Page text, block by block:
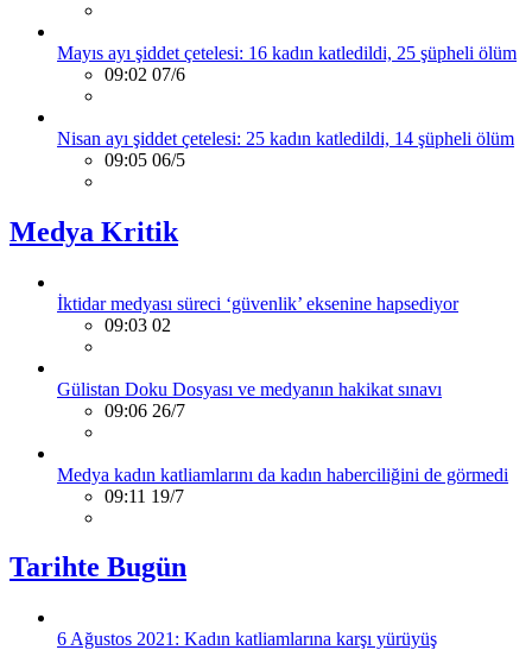
Mayıs ayı şiddet çetelesi: 16 kadın katledildi, 25 şüpheli ölüm
09:02 07/6
Nisan ayı şiddet çetelesi: 25 kadın katledildi, 14 şüpheli ölüm
09:05 06/5
Medya Kritik
İktidar medyası süreci ‘güvenlik’ eksenine hapsediyor
09:03 02
Gülistan Doku Dosyası ve medyanın hakikat sınavı
09:06 26/7
Medya kadın katliamlarını da kadın haberciliğini de görmedi
09:11 19/7
Tarihte Bugün
6 Ağustos 2021: Kadın katliamlarına karşı yürüyüş